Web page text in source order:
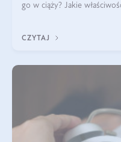
go w ciąży? Jakie
CZYTAJ